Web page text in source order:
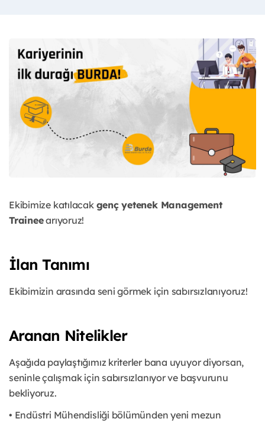
Ekibimize katılacak genç yetenek Management
Traineearıyoruz!
İlan Tanımı
Ekibimizin arasında seni görmek için sabırsızlanıyoruz!
Aranan Nitelikler
Aşağıda paylaştığımız kriterler bana uyuyor diyorsan,
seninle çalışmak için sabırsızlanıyor ve başvurunu
bekliyoruz.
• Endüstri Mühendisliği bölümünden yeni mezun